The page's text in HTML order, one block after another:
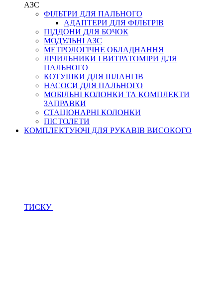
АЗС
ФІЛЬТРИ ДЛЯ ПАЛЬНОГО
АДАПТЕРИ ДЛЯ ФІЛЬТРІВ
ПІДДОНИ ДЛЯ БОЧОК
МОДУЛЬНІ АЗС
МЕТРОЛОГІЧНЕ ОБЛАДНАННЯ
ЛІЧИЛЬНИКИ І ВИТРАТОМІРИ ДЛЯ
ПАЛЬНОГО
КОТУШКИ ДЛЯ ШЛАНГІВ
НАСОСИ ДЛЯ ПАЛЬНОГО
МОБІЛЬНІ КОЛОНКИ ТА КОМПЛЕКТИ
ЗАПРАВКИ
СТАЦІОНАРНІ КОЛОНКИ
ПІСТОЛЕТИ
КОМПЛЕКТУЮЧІ ДЛЯ РУКАВІВ ВИСОКОГО
ТИСКУ